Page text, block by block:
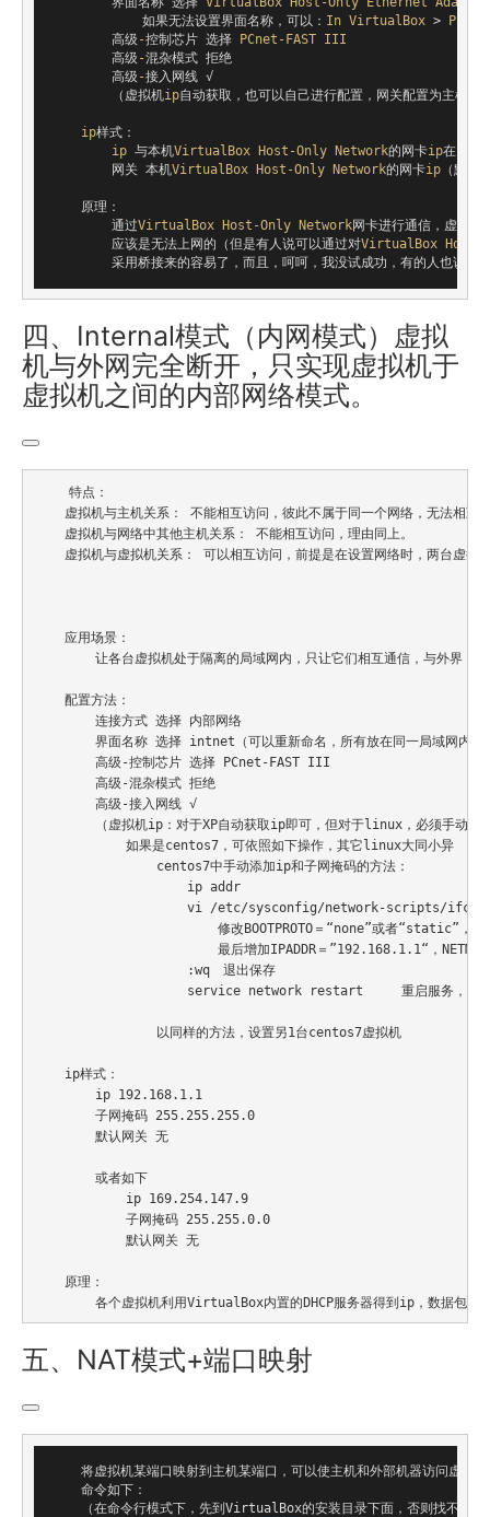
            如果无法设置界面名称，可以：
In VirtualBox >
        高级
-控制芯片 选择 PCnet-FAST
III
        高级
-混杂模式 拒绝
        高级
-接入网线 √
        （虚拟机
ip自动获取，也可以自己进行配置，网关配置为主机中
ip样式：
ip 与本机VirtualBox Host-Only Network的网卡ip在同一
        网关 本机
VirtualBox Host-Only Network的网卡ip（默认
    原理：
        通过
VirtualBox Host-Only Network网卡进行通信，虚拟机
        应该是无法上网的（但是有人说可以通过对
VirtualBox Host-
四、Internal模式（内网模式）虚拟
机与外网完全断开，只实现虚拟机于
虚拟机之间的内部网络模式。
    特点：
虚拟机与主机关系： 不能相互访问，彼此不属于同一个网络，无法相互
    虚拟机与网络中其他主机关系： 不能相互访问，理由同上。
虚拟机与虚拟机关系： 可以相互访问，前提是在设置网络时，两台虚拟
    应用场景：
让各台虚拟机处于隔离的局域网内，只让它们相互通信，与外界（
    配置方法：
        连接方式 选择 内部网络
界面名称 选择 intnet（可以重新命名，所有放在同一局域网内的
        高级
-控制芯片 选择 PCnet -FAST
III
        高级
-混杂模式 拒绝
        高级
-接入网线 √
        （虚拟机ip：对于
XP自动获取ip即可，但对于linux，必须手动配
            如果是centos7，可依照如下操作，其它linux大同小异
                centos7中手动添加ip和子网掩码的方法：
ip addr
                    vi
/etc/sysconfig/network-scripts/ifcfg
                        修改
BOOTPROTO＝“none”或者“static”，这
                        最后增加
IPADDR＝”192.168. 1.1 “，
:wq　退出保存
service network restart     重启服务，生
                以同样的方法，设置另
1 台centos7虚拟机
    ip样式：
        ip
192.168. 1.1
        子网掩码
255.255. 255.0
        默认网关 无
        或者如下
            ip
169.254. 147.9
            子网掩码
255.255.0.0
            默认网关 无
    原理：
        各个虚拟机利用
VirtualBox内置的DHCP服务器得到ip，数据包传
五、NAT模式+端口映射
将虚拟机某端口映射到主机某端口，可以使主机和外部机器访问虚拟
    命令如下：
（在命令行模式下，先到VirtualBox的安装目录下面，否则找不到命